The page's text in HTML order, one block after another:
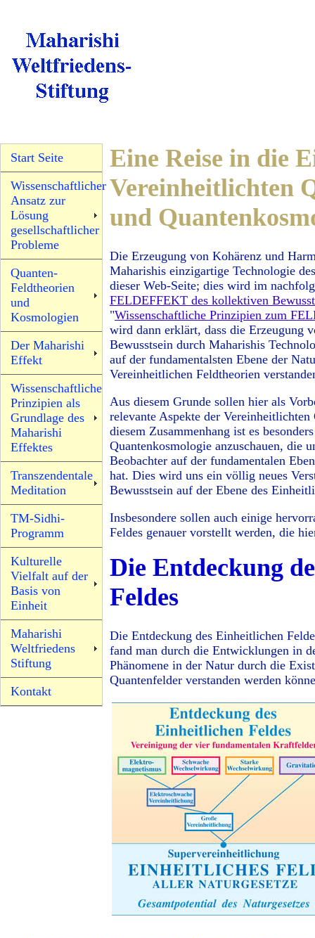
Start Seite
Wissenschaftlicher
Ansatz zur
Lösung
gesellschaftlicher
Probleme
Quanten-
Feldtheorien
und
Kosmologien
Der Maharishi
Effekt
Wissenschaftliche
Prinzipien als
Grundlage des
Maharishi
Effektes
Transzendentale
Meditation
TM-Sidhi-
Programm
Kulturelle
Vielfalt auf der
Basis von
Einheit
Maharishi
Weltfriedens
Stiftung
Kontakt
Eine Reise in die
Vereinheitlichten
und
Die Erzeugung von Kohärenz und
Maharishis einzigartige Technologie
dieser Web-Seite; dies wird im
FELDEFFEKT des kollektiven
"Wissenschaftliche Prinzipien zum
wird dann erklärt, dass die Erzeugung
Bewusstsein durch Maharishis
auf der fundamentalsten Ebene der
Vereinheitlichen Feldtheorien
Aus diesem Grunde sollen hier als
relevante Aspekte der
diesem Zusammenhang ist es
Quantenkosmologie anzuschauen, die
Beobachter auf der fundamentalen
hat. Dies wird uns ein völlig neues
Bewusstsein auf der Ebene des
Insbesondere sollen auch einige
Feldes genauer vorstellt werden, die
Die Entdeckung
Feldes
Die Entdeckung des Einheitlichen
fand man durch die Entwicklungen in
Phänomene in der Natur durch die
Quantenfelder verstanden werden